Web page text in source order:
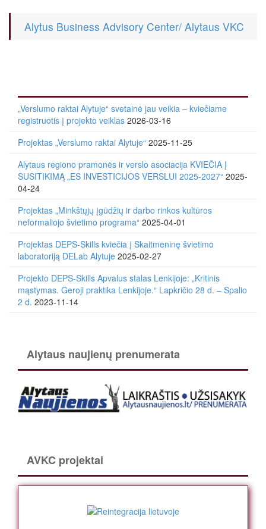
Alytus Business Advisory Center/ Alytaus VKC
„Verslumo raktai Alytuje“ svetainė jau veikia – kviečiame
registruotis į projekto veiklas 2026-03-16
Projektas „Verslumo raktai Alytuje“ 2025-11-25
Alytaus regiono pramonės ir verslo asociacija KVIEČIA Į
SUSITIKIMĄ „ES INVESTICIJOS VERSLUI 2025-2027“ 2025-
04-24
Projektas „Minkštųjų įgūdžių ir darbo rinkos kultūros
neformaliojo švietimo programa“ 2025-04-01
Projektas DEPS-Skills kviečia į Skaitmeninę švietimo
laboratoriją DELab Alytuje 2025-02-27
Projekto DEPS-Skills Apvalus stalas Lenkijoje: „Kritinis
mąstymas. Geroji praktika Lenkijoje.“ Lapkričio 28 d. – Spalio
2 d. 2023-11-14
Alytaus naujienų prenumerata
AVKC projektai